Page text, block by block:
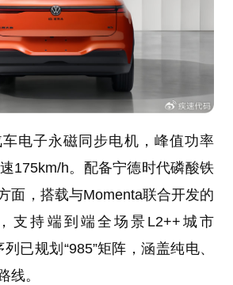
电子永磁同步电机，峰值功率
175km/h。配备宁德时代磷酸铁
面，搭载与Momenta联合开发的
支持端到端全场景L2++城市
已规划“985”矩阵，涵盖纯电、
线。